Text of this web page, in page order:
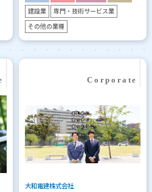
建設業 専門・技術サービス業
その他の業種
大和電建株式会社